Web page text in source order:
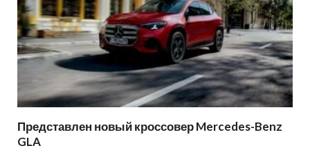
Представлен новый кроссовер Mercedes-Benz
GLA